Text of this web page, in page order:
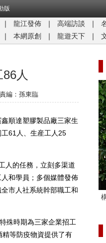
版
｜ 龍江發佈 ｜ 高端訪談 ｜
｜ 本網原創 ｜ 龍遊天下 ｜
人
責編：孫東臨
順達塑膠製品廠三家生
61人、生産工人25
的任務，立刻多渠道
和學員；多個媒體發佈
市人社系統幹部職工和
殊時期為三家企業招工
等防疫物資提供了有